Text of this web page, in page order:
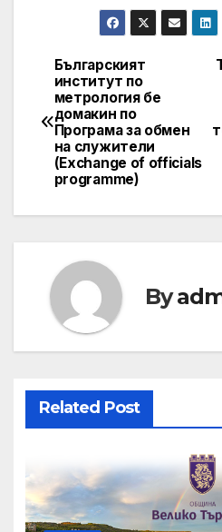
Post
navigation
Българският
институт по
метрология бе
домакин по
Програма за обмен
на служители
(Exchange of officials
programme)
By
Related Post